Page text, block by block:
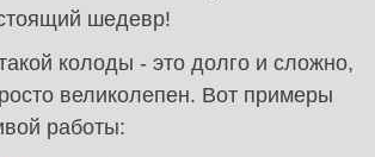
шедевр!
колоды - это долго и сложно,
великолепен. Вот примеры
работы: